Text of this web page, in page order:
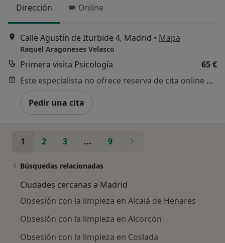
Dirección Online
Calle Agustín de Iturbide 4, Madrid • Mapa
Raquel Aragoneses Velasco
Primera visita Psicología
65 €
Este especialista no ofrece reserva de cita online en esta dirección.
Pedir una cita
1 2 3 ... 9
Búsquedas relacionadas
Ciudades cercanas a Madrid
Obsesión con la limpieza en Alcalá de Henares
Obsesión con la limpieza en Alcorcón
Obsesión con la limpieza en Coslada